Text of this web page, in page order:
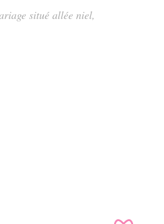
situé allée niel,